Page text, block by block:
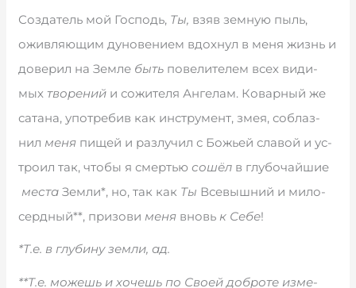
Со­з­да­тель мой Гос­подь, Ты, взяв зем­ную пыль,
ожи­в­ля­ю­щим ду­но­ве­ни­ем вдох­нул в ме­ня жизнь и
до­ве­рил на Зе­м­ле быть по­ве­ли­те­лем всех ви­ди­
мыхтво­ре­ний и со­жи­те­ля Ан­ге­лам. Ко­вар­ный же
са­та­на, упо­т­ре­бив как ин­ст­ру­мент, змея, со­блаз­
нил ме­ня пи­щей и раз­лу­чил с Божь­ей сла­вой и ус­
т­ро­ил так, что­бы я смер­тьюсо­шёл в глу­бо­чай­шие
ме­с­та Зе­м­ли*, но, так как Ты Все­выш­ний и ми­ло­
серд­ный**, при­зо­ви ме­ня вновь к Се­бе!
*Т.е. в глу­би­ну зе­м­ли, ад.
**Т.е. мо­жешь и хо­чешь по Сво­ей до­б­ро­те из­ме­